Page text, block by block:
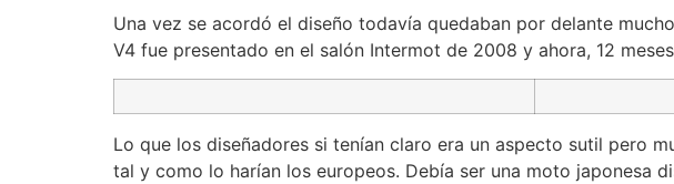
Una vez se acordó el diseño todavía quedaban por delante
V4 fue presentado en el salón Intermot de 2008 y ahora, 12
Lo que los diseñadores si tenían claro era un aspecto sutil pero
tal y como lo harían los europeos. Debía ser una moto japonesa